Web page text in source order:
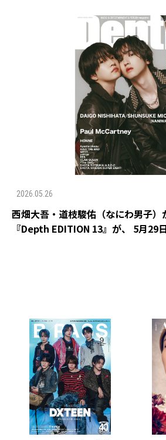
2026.05.26
西畑大吾・道枝駿佑（なにわ男子）
『Depth EDITION 13』が、 5月29